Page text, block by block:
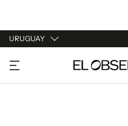
URUGUAY
URUGUAY
ARGENTINA